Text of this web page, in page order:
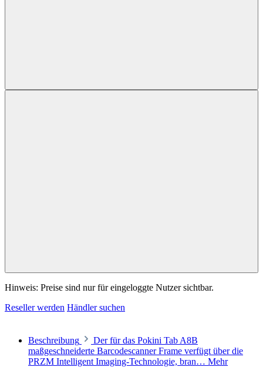
Hinweis: Preise sind nur für eingeloggte Nutzer sichtbar.
Reseller werden Händler suchen
Beschreibung
Der für das Pokini Tab A8B
maßgeschneiderte Barcodescanner Frame verfügt über die
PRZM Intelligent Imaging-Technologie, bran… Mehr